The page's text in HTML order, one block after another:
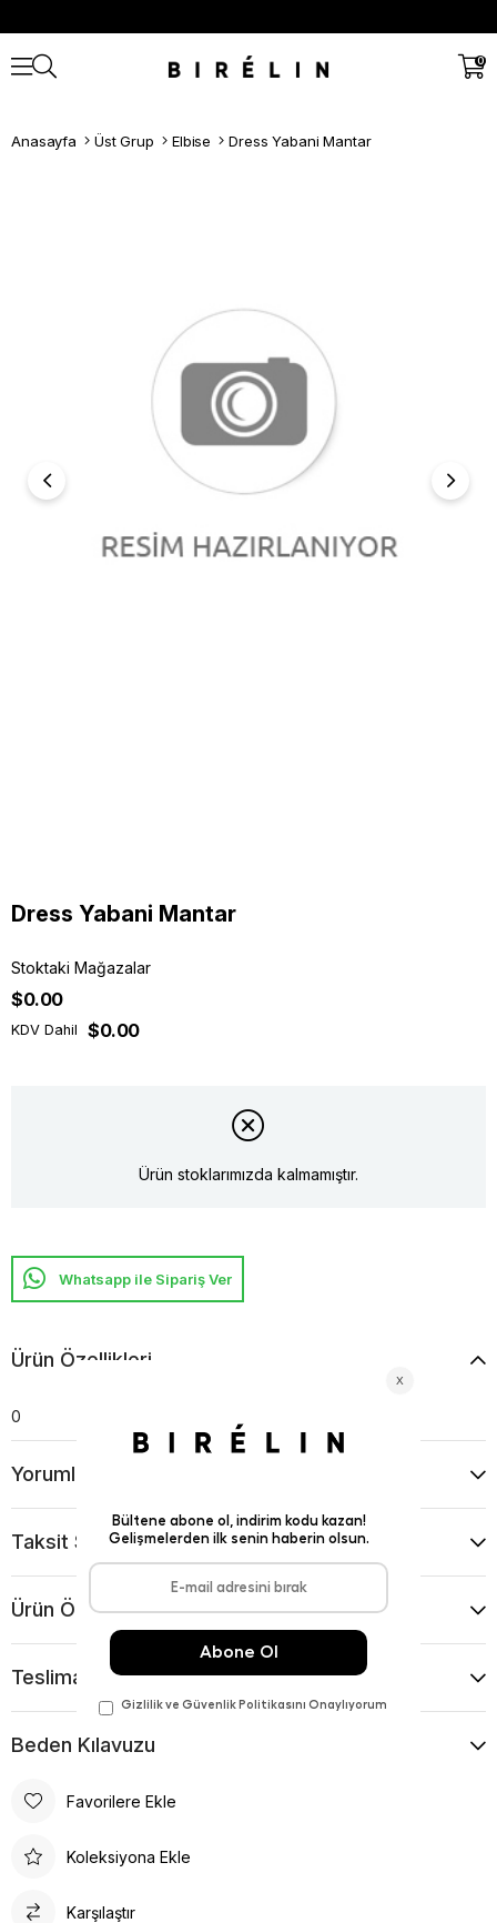
0
Anasayfa Üst Grup Elbise Dress Yabani Mantar
Dress Yabani Mantar
Stoktaki Mağazalar
$0.00
KDV Dahil $0.00
Ürün stoklarımızda kalmamıştır.
Whatsapp ile Sipariş Ver
Ürün Özellikleri
0
Yorumlar
Taksit Seçenekleri
Ürün Önerileri
Teslimat Ve İade Koşulları
Beden Kılavuzu
Favorilere Ekle
Koleksiyona Ekle
Karşılaştır